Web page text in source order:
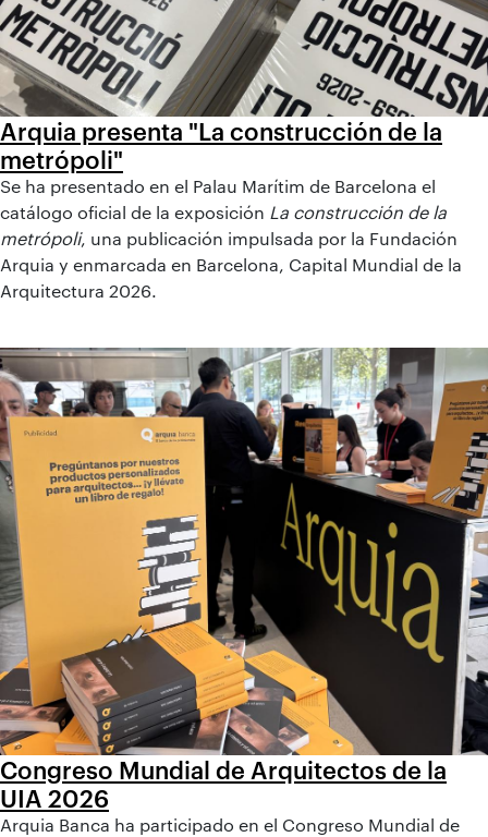
Arquia presenta "La construcción de la
metrópoli"
Se ha presentado en el Palau Marítim de Barcelona el
catálogo oficial de la exposición La construcción de la
metrópoli, una publicación impulsada por la Fundación
Arquia y enmarcada en Barcelona, Capital Mundial de la
Arquitectura 2026.
Congreso Mundial de Arquitectos de la
UIA 2026
Arquia Banca ha participado en el Congreso Mundial de